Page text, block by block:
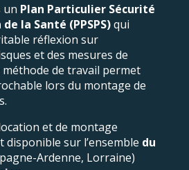
un Plan Particulier Sécurité
la Santé (PPSPS)qui
réflexion sur
et des mesures de
de travail permet
lors du montage de
et de montage
disponible sur l’ensemble du
Ardenne, Lorraine)